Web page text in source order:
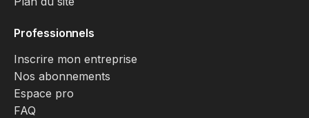
Professionnels
Inscrire mon entreprise
Nos abonnements
Espace pro
FAQ